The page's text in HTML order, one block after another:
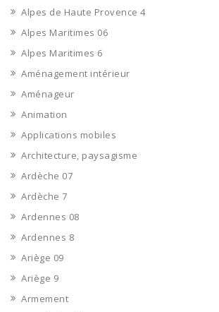
Alpes de Haute Provence 4
Alpes Maritimes 06
Alpes Maritimes 6
Aménagement intérieur
Aménageur
Animation
Applications mobiles
Architecture, paysagisme
Ardèche 07
Ardèche 7
Ardennes 08
Ardennes 8
Ariège 09
Ariège 9
Armement